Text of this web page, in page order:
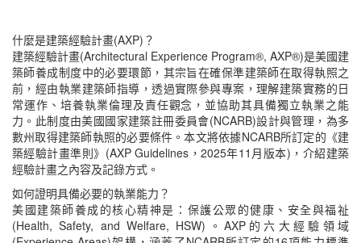
什麼是建築經驗計畫(AXP)？
建築經驗計畫(Architectural Experience Program®, AXP®)是美國建
築師養成制度中的必要環節，其宗旨在確保準建築師在取得執照之
前，經由執業建築師指導，透過實際參與專案，理解建築實務的日
常運作、培養執業倫理及責任觀念，並協助其具備獨立執業之能
力。此制度由美國國家建築註冊委員會(NCARB)設計與管理，為多
數州取得建築師執照的必要條件。本文將依據NCARB所訂定的《建
築經驗計畫準則》(AXP Guidelines，2025年11月版本)，介紹建築
經驗計畫之內容及記錄方式。
如何證明具備必要的執業能力？
美國建築師養成的核心精神是：保護公眾的健康、安全與福祉
(Health, Safety, and Welfare, HSW)。AXP的六大經驗領域